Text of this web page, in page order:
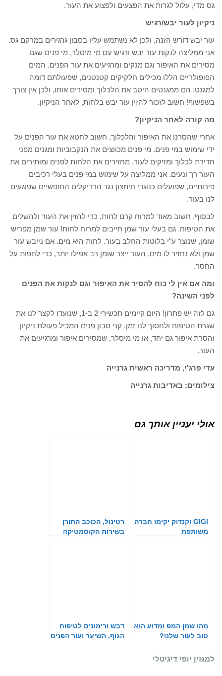
גס מדי, עלול לגרות את הפצעים ולפצוע את העור.
ניקיון לעור יבש/רגיש
עור יבש דורש הזנה, ולכן לא נשתמש עליו בסבון גרגירים במרקם גס.
אני ממליצה לנקות עור יבש ורגיש עם מי מיסלר, מי פנים שגם
מסירים את האיפור וגם מנקים ומרגיעים את עור הפנים. המים
הפופולריים הללו מכילים חלקיקים קטנטנים, שפעולתם דומה
למגנט: הם ממגנטים היטב את הלכלוך ומסירים אותו, ולכן אין צורך
בשפשוף! חשוב לזכור להזין עור יבש בלחות, לאחר הניקיון.
מה קורה לאחר הניקיון?
אחרי שהסרנו את האיפור והלכלוך, חשוב לחטא את עור הפנים על
ידי שימוש במי פנים. מי פנים מכווצים את הנקבוביות ומגנים מפני
חדירת לכלוך ומזיקים לעור, מחזירים את הלחות לפנים ומותירים את
העור רך ונעים. אני ממליצה על שימוש במי פנים בעלי רכיבים
פירותיים, שפועלים כנוגדי חימצון נגד הרדיקלים החופשיים שפוגעים
לנו בעור.
לבסוף, חשוב מאוד למרוח קרם לחות, כדי להזין את העור ולהשלים
את הטיפוח. גם בעלי עור שמן חייבים למרוח לחות! עור שמן מפריש
שומן, שנוצר ע"י בלוטות החלב בעור. לחות היא מים. אם נייבש עור
שמן ולא נחזיר לו מים, העור ייצר שומן רב אפילו יותר, כדי לחפות על
החסר.
ומה אם אין לי כוח להסיר את האיפור וגם לנקות את הפנים
לפני השינה?
גם לזה יש פתרון! היום קיימים תכשירי 2 ב-1, שנועדו לקצר לנו את
שגרת הטיפוח ולחסוך לנו זמן. קני סבון פנים המכיל פעולת ניקיון
והסרת איפור גם יחד, או מי מיסלר, שמסירים איפור ומרגיעים את
העור.
עדי פרג'י, מדריכה ראשית גרנייה
צילומים: באדיבות גרנייה
אולי יעניין אותך גם
GIGI וקנדוק יקימו חברה
משותפת
רטינול, הכוכב התורן
בשירות הקוסמטיקה
מהו שמן המפ ומדוע הוא
טוב לעור שלנו?
דבש ורימונים לטיפוח
הגוף, השיער ועור הפנים
למגזין יופי דיגיטלי